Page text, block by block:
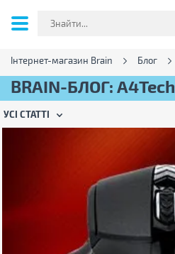
Інтернет-магазин Brain Блог
BRAIN-БЛОГ: A4Tech
УСІ СТАТТІ